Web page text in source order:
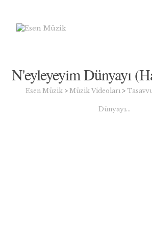
N'eyleyeyim Dünyayı
Esen Müzik > Müzik Videoları >
Dünyayı…